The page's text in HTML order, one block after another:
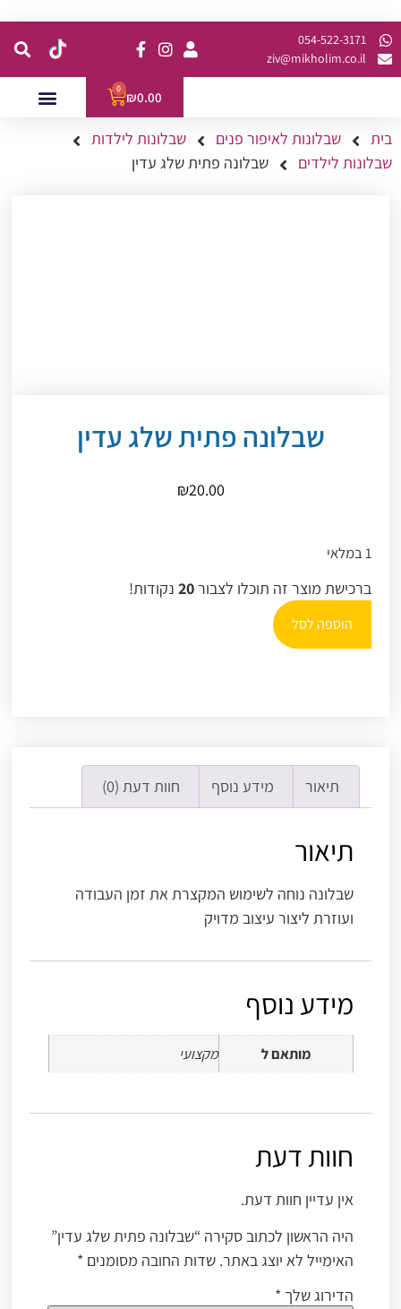
054-522-3171⁩
ziv@mikholim.co.il
₪0.00
0
בית שבלונות לאיפור פנים
שבלונות לילדות
שבלונות לילדים
שבלונה פתית שלג עדין
שבלונה פתית שלג עדין
₪20.00
1 במלאי
ברכישת מוצר זה תוכלו לצבור20נקודות!
הוספה לסל
תיאור מידע נוסף חוות דעת (0)
תיאור
שבלונה נוחה לשימוש המקצרת את זמן העבודה
ועוזרת ליצור עיצוב מדויק
מידע נוסף
מותאם ל מקצועי
חוות דעת
אין עדיין חוות דעת.
היה הראשון לכתוב סקירה “שבלונה פתית שלג עדין”
האימייל לא יוצג באתר. שדות החובה מסומנים *
הדירוג שלך *